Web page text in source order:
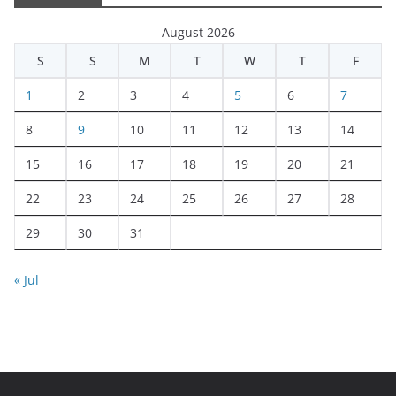
August 2026
S
S M T W T F
1 2 3 4 5 6 7
8 9 10 11 12 13 14
15 16 17 18 19 20 21
22 23 24 25 26 27 28
29 30 31
« Jul